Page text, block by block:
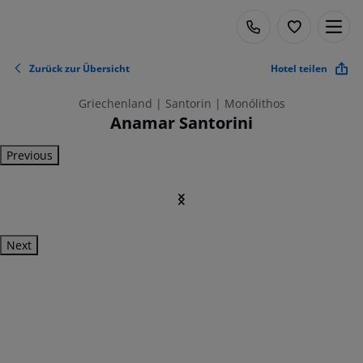
Zurück zur Übersicht Hotel teilen
Griechenland | Santorin | Monólithos
Anamar Santorini
Previous
Next